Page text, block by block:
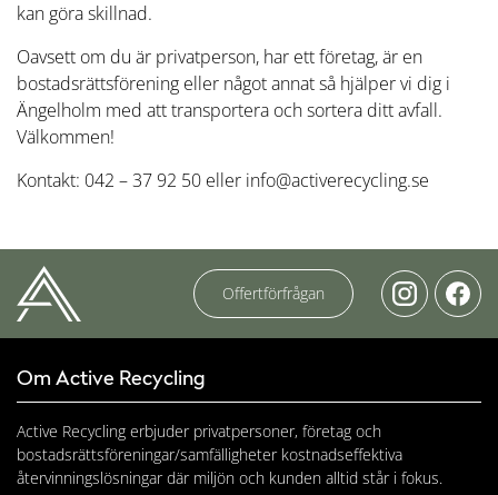
kan göra skillnad.
Oavsett om du är privatperson, har ett företag, är en
bostadsrättsförening eller något annat så hjälper vi dig i
Ängelholm med att transportera och sortera ditt avfall.
Välkommen!
Kontakt: 042 – 37 92 50 eller info@activerecycling.se
Offertförfrågan
Om Active Recycling
Active Recycling erbjuder privatpersoner, företag och
bostadsrättsföreningar/samfälligheter kostnadseffektiva
återvinningslösningar där miljön och kunden alltid står i fokus.